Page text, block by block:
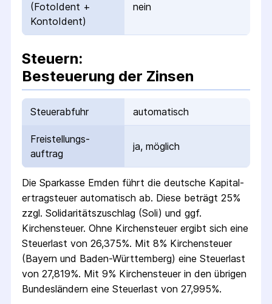
(FotoIdent +
KontoIdent)
nein
Steuern:
Besteuerung der Zinsen
Steuerabfuhr automatisch
Freistellungs­
auftrag
ja, möglich
Die Sparkasse Emden führt die deutsche Kapital­
ertrag­steuer automatisch ab. Diese beträgt 25%
zzgl. Solidaritäts­zuschlag (Soli) und ggf.
Kirchensteuer. Ohne Kirchensteuer ergibt sich eine
Steuerlast von 26,375%. Mit 8% Kirchensteuer
(Bayern und Baden-Württemberg) eine Steuerlast
von 27,819%. Mit 9% Kirchensteuer in den übrigen
Bundesländern eine Steuerlast von 27,995%.